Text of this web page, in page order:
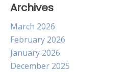
Archives
March 2026
February 2026
January 2026
December 2025